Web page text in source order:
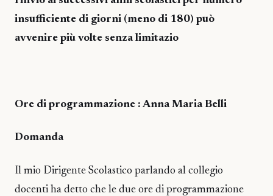
insufficiente di giorni (meno di 180) può
avvenire più volte senza limitazio
Ore di programmazione : Anna Maria Belli
Domanda
Il mio Dirigente Scolastico parlando al collegio
docenti ha detto che le due ore di programmazione